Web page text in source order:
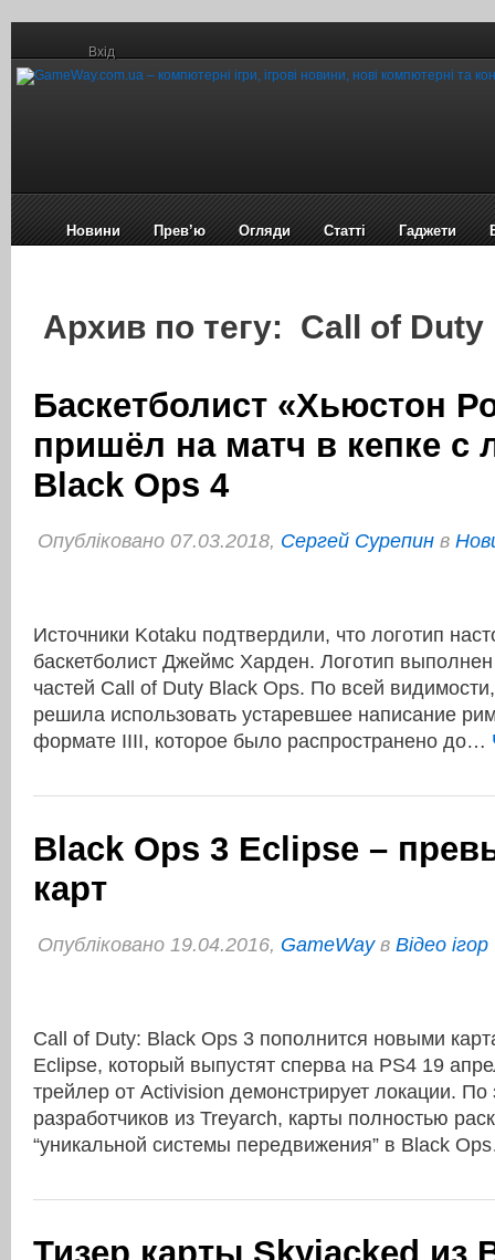
Вхід
Новини Прев’ю Огляди Статті Гаджети
Архив по тегу: Call of Duty
Баскетболист «Хьюстон
пришёл на матч в кепке с
Black Ops 4
Опубліковано 07.03.2018, Сергей Сурепин в
Источники Kotaku подтвердили, что логотип
баскетболист Джеймс Харден. Логотип
частей Call of Duty Black Ops. По всей
решила использовать устаревшее написание
формате IIII, которое было распространено до…
Black Ops 3 Eclipse –
карт
Опубліковано 19.04.2016, GameWayв Відео ігор
Call of Duty: Black Ops 3 пополнится новыми
Eclipse, который выпустят сперва на PS4 19
трейлер от Activision демонстрирует локации.
разработчиков из Treyarch, карты полностью
“уникальной системы передвижения” в Black